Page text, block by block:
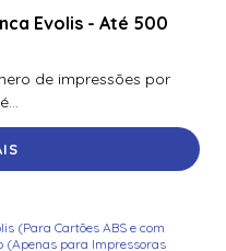
Evolis - Até 500
de impressões por